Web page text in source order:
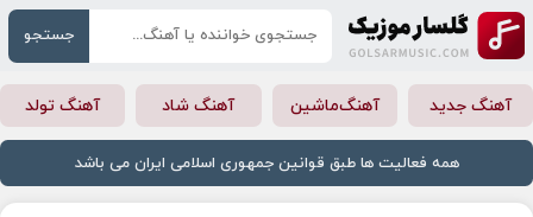
جستجو
آهنگ جدید آهنگ‌ماشین آهنگ شاد آهنگ تولد
همه فعالیت ها طبق قوانین جمهوری اسلامی ایران می باشد